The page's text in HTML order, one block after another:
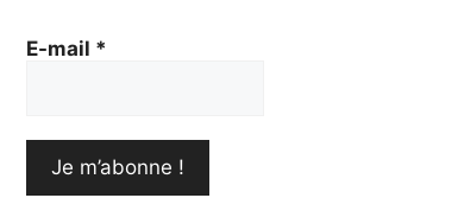
E-mail *